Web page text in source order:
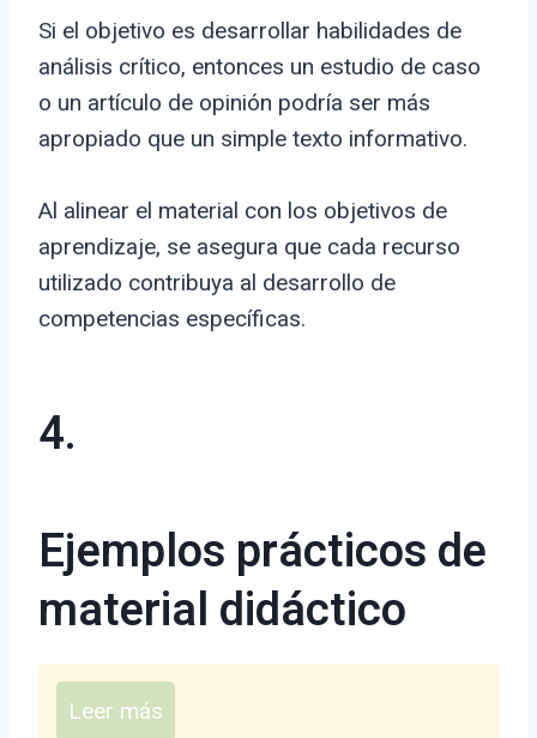
Si el objetivo es desarrollar habilidades de
análisis crítico, entonces un estudio de caso
o un artículo de opinión podría ser más
apropiado que un simple texto informativo.
Al alinear el material con los objetivos de
aprendizaje, se asegura que cada recurso
utilizado contribuya al desarrollo de
competencias específicas.
4.
Ejemplos prácticos de
material didáctico
Leer más